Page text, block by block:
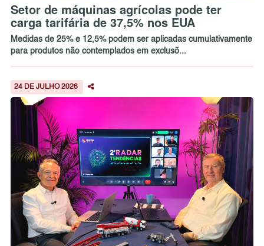
Setor de máquinas agrícolas pode ter
carga tarifária de 37,5% nos EUA
Medidas de 25% e 12,5% podem ser aplicadas cumulativamente
para produtos não contemplados em exclusõ...
24 DE JULHO 2026